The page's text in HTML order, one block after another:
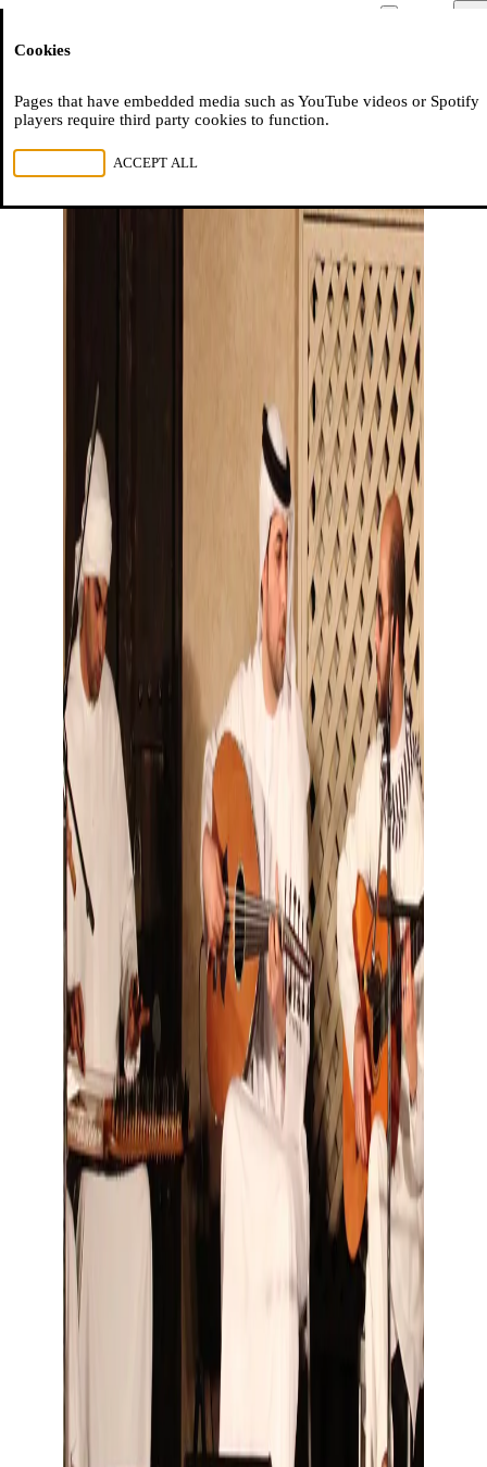
Cookies
Pages that have embedded media such as YouTube videos or Spotify
players require third party cookies to function.
ACCEPT ALL